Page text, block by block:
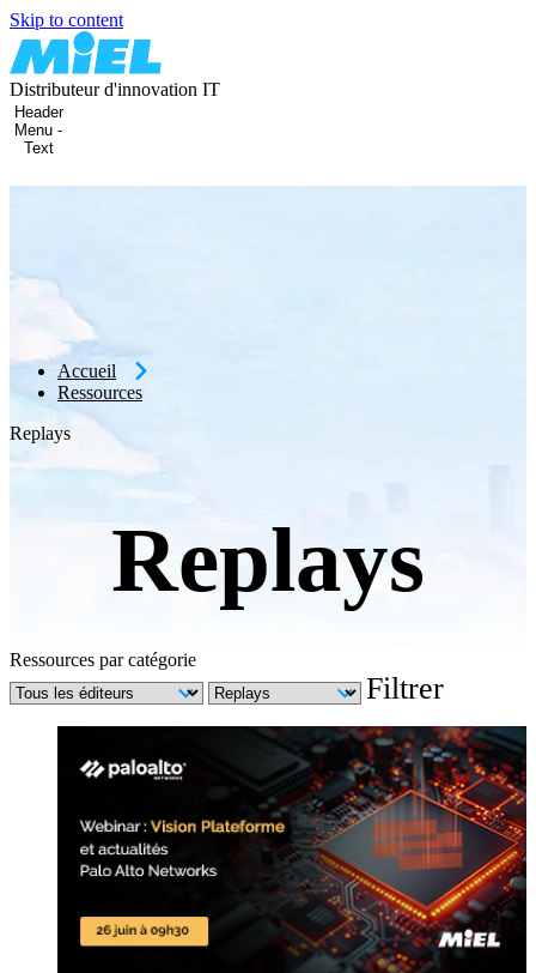
Skip to content
Distributeur d'innovation IT
Header
Menu -
Text
Accueil
Ressources
Replays
Replays
Ressources par catégorie
Filtrer